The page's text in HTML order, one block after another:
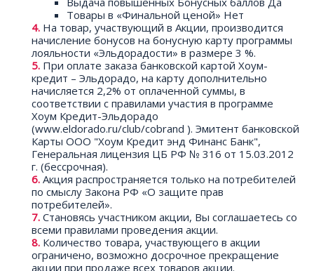
Товары в «Финальной ценой» Нет
На товар, участвующий в Акции, производится
начисление бонусов на бонусную карту программы
лояльности «Эльдорадости» в размере 3 %.
При оплате заказа банковской картой Хоум-
кредит – Эльдорадо, на карту дополнительно
начисляется 2,2% от оплаченной суммы, в
соответствии с правилами участия в программе
Хоум Кредит-Эльдорадо
(www.eldorado.ru/club/cobrand ). Эмитент банковской
Карты ООО "Хоум Кредит энд Финанс Банк",
Генеральная лицензия ЦБ РФ № 316 от 15.03.2012
г. (бессрочная).
Акция распространяется только на потребителей
по смыслу Закона РФ «О защите прав
потребителей».
Становясь участником акции, Вы соглашаетесь со
всеми правилами проведения акции.
Количество товара, участвующего в акции
ограничено, возможно досрочное прекращение
акции при продаже всех товаров акции.